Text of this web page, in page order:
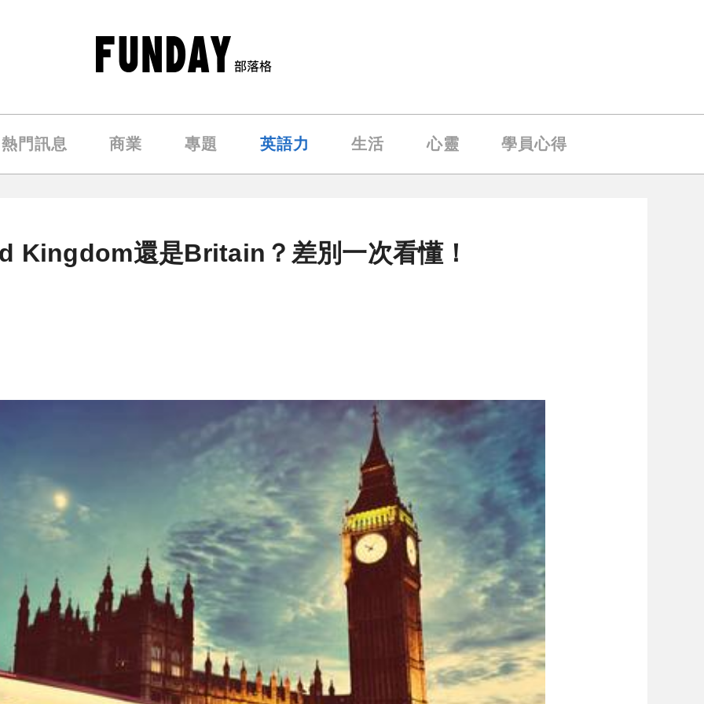
熱門訊息 商業 專題 英語力 生活 心靈 學員心得
Kingdom還是Britain？差別一次看懂！